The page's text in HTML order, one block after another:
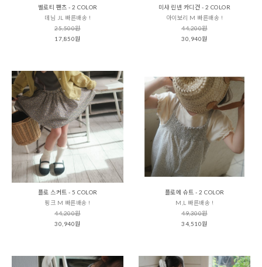
벨로티 팬츠 - 2 COLOR
데님 JL 빠른배송 !
25,500원
17,850원
미샤 린넨 카디건 - 2 COLOR
아이보리 M 빠른배송 !
44,200원
30,940원
플로 스커트 - 5 COLOR
핑크 M 빠른배송 !
44,200원
30,940원
플로에 슈트 - 2 COLOR
M,L 빠른배송 !
49,300원
34,510원